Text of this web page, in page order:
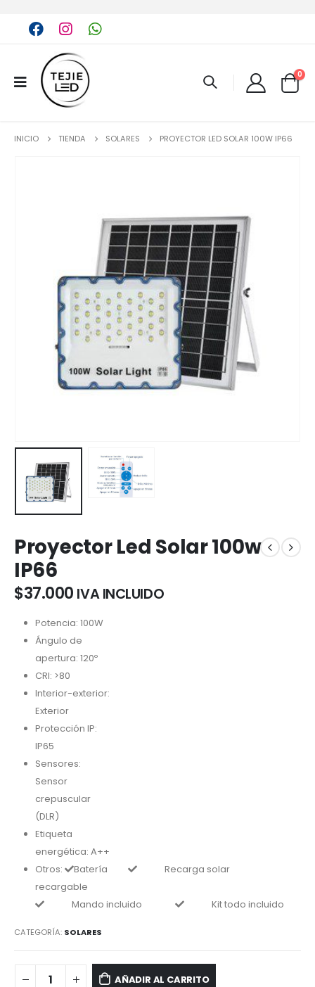
0
INICIO TIENDA SOLARES PROYECTOR LED SOLAR 100W IP66
Proyector Led Solar 100w
IP66
$37.000 IVA INCLUIDO
Potencia: 100W
Ángulo de
apertura: 120º
CRI: >80
Interior-exterior:
Exterior
Protección IP:
IP65
Sensores:
Sensor
crepuscular
(DLR)
Etiqueta
energética: A++
Otros:
Batería
recargable
Recarga solar
Mando incluido Kit todo incluido
CATEGORÍA: SOLARES
AÑADIR AL CARRITO